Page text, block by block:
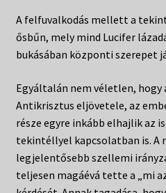
A felfuvalkodás mellett a
ősbűn, mely mind Lucifer
bukásában központi szerepet
Egyáltalán nem véletlen, hogy
Antikrisztus eljövetele, az
része egyre inkább elhajlik az
tekintéllyel kapcsolatban is. A
legjelentősebb szellemi
teljesen magáévá tette a „mi